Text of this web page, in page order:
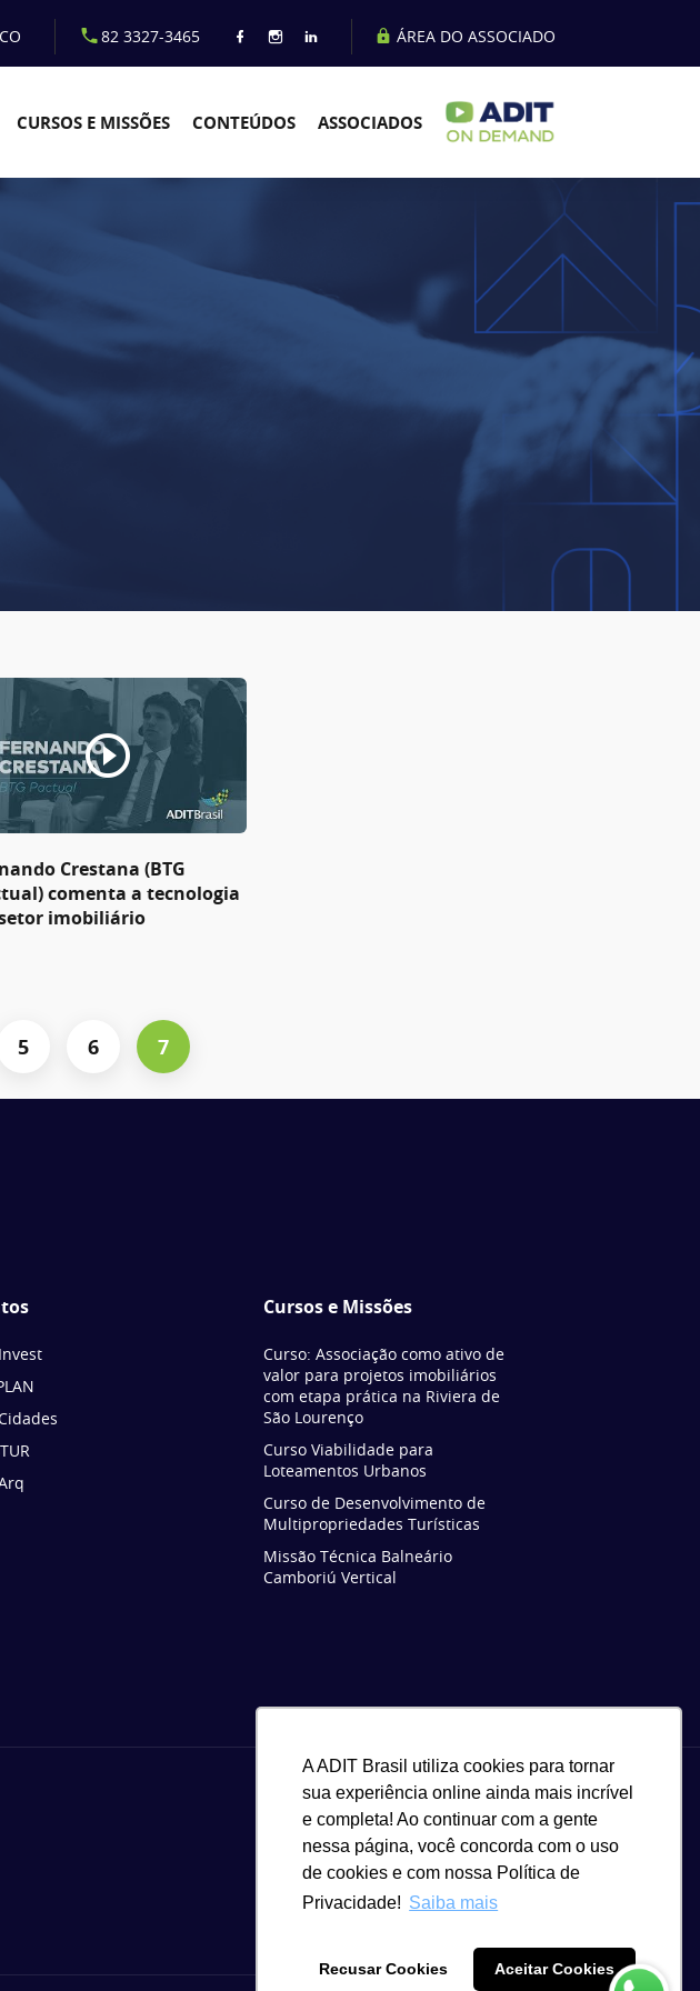
A ADIT Brasil utiliza cookies para tornar
sua experiência online ainda mais incrível
e completa! Ao continuar com a gente
nessa página, você concorda com o uso
de cookies e com nossa Política de
Privacidade! Saiba mais
Recusar Cookies Aceitar Cookies
82 3327-3465 ÁREA DO ASSOCIADO
CURSOS E MISSÕES CONTEÚDOS ASSOCIADOS
Crestana (BTG
comenta a tecnologia
imobiliário
5 6 7
Cursos e Missões
Curso: Associação como ativo de
valor para projetos imobiliários
com etapa prática na Riviera de
São Lourenço
Curso Viabilidade para
Loteamentos Urbanos
Curso de Desenvolvimento de
Multipropriedades Turísticas
Missão Técnica Balneário
Camboriú Vertical